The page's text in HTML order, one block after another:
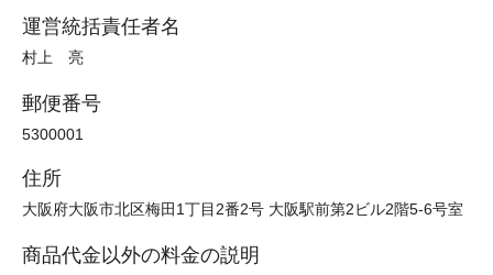
運営統括責任者名
村上 亮
郵便番号
5300001
住所
大阪府大阪市北区梅田1丁目2番2号 大阪駅前第2ビル2階5-6号室
商品代金以外の料金の説明